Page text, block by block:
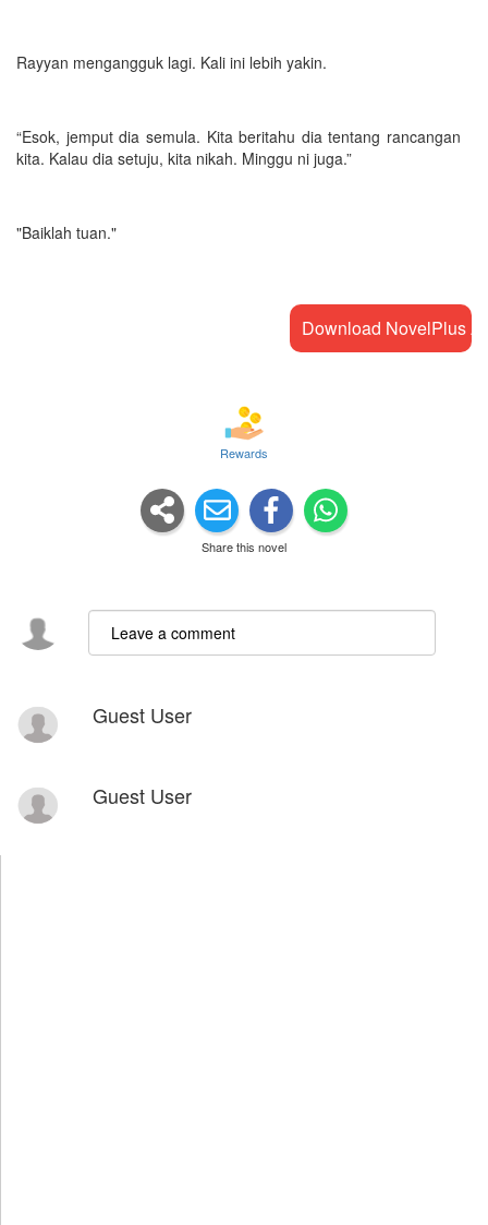
Rayyan mengangguk lagi. Kali ini lebih yakin.
“Esok, jemput dia semula. Kita beritahu dia tentang rancangan
kita. Kalau dia setuju, kita nikah. Minggu ni juga.”
"Baiklah tuan."
Download NovelPlus
Rewards
Share this novel
Guest User
Guest User